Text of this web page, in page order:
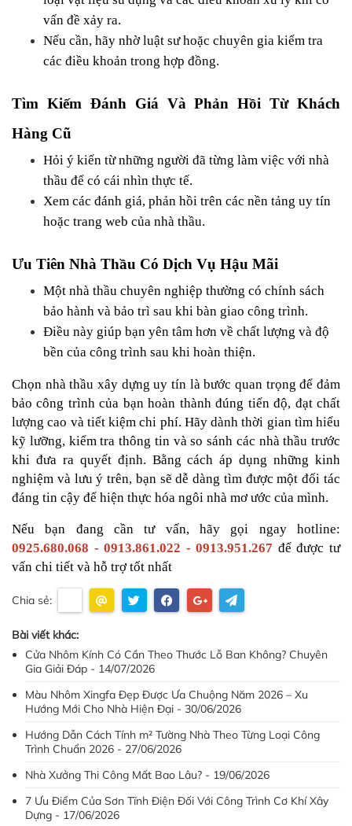
vấn đề xảy ra.
Nếu cần, hãy nhờ luật sư hoặc chuyên gia kiểm tra
các điều khoản trong hợp đồng.
Tìm Kiếm Đánh Giá Và Phản Hồi Từ Khách
Hàng Cũ
Hỏi ý kiến từ những người đã từng làm việc với nhà
thầu để có cái nhìn thực tế.
Xem các đánh giá, phản hồi trên các nền tảng uy tín
hoặc trang web của nhà thầu.
Ưu Tiên Nhà Thầu Có Dịch Vụ Hậu Mãi
Một nhà thầu chuyên nghiệp thường có chính sách
bảo hành và bảo trì sau khi bàn giao công trình.
Điều này giúp bạn yên tâm hơn về chất lượng và độ
bền của công trình sau khi hoàn thiện.
Chọn nhà thầu xây dựng uy tín là bước quan trọng để đảm
bảo công trình của bạn hoàn thành đúng tiến độ, đạt chất
lượng cao và tiết kiệm chi phí. Hãy dành thời gian tìm hiểu
kỹ lưỡng, kiểm tra thông tin và so sánh các nhà thầu trước
khi đưa ra quyết định. Bằng cách áp dụng những kinh
nghiệm và lưu ý trên, bạn sẽ dễ dàng tìm được một đối tác
đáng tin cậy để hiện thực hóa ngôi nhà mơ ước của mình.
0925.680.068 - 0913.861.022 - 0913.951.267 để được tư
vấn chi tiết và hỗ trợ tốt nhất
Chia sẻ:
Bài viết khác:
Cửa Nhôm Kính Có Cần Theo Thước Lỗ Ban Không? Chuyên
Gia Giải Đáp - 14/07/2026
Màu Nhôm Xingfa Đẹp Được Ưa Chuộng Năm 2026 – Xu
Hướng Mới Cho Nhà Hiện Đại - 30/06/2026
Hướng Dẫn Cách Tính m² Tường Nhà Theo Từng Loại Công
Trình Chuẩn 2026 - 27/06/2026
Nhà Xưởng Thi Công Mất Bao Lâu? - 19/06/2026
7 Ưu Điểm Của Sơn Tĩnh Điện Đối Với Công Trình Cơ Khí Xây
Dựng - 17/06/2026